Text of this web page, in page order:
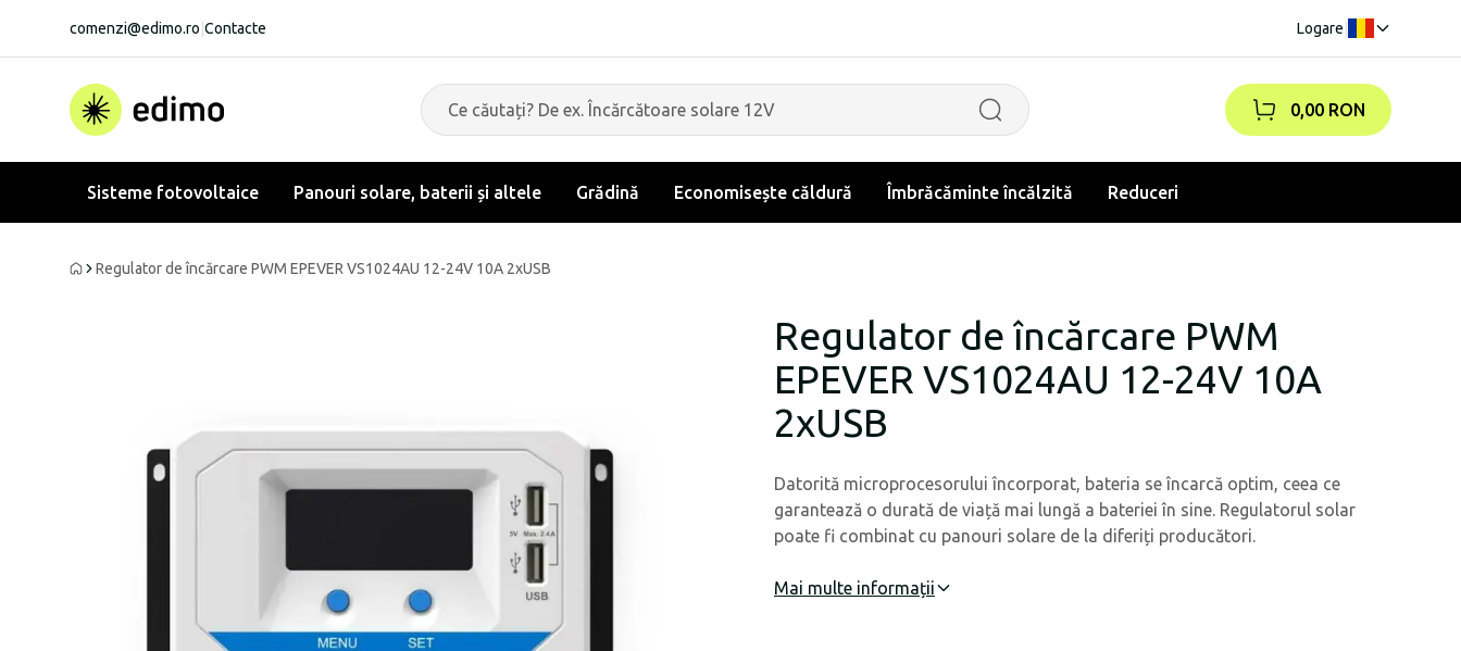
comenzi@edimo.ro Contacte Logare
0,00 RON
Sisteme fotovoltaice Panouri solare, baterii și altele Grădină Economisește căldură Îmbrăcăminte încălzită Reduceri
Regulator de încărcare PWM EPEVER VS1024AU 12-24V 10A 2xUSB
Regulator de încărcare PWM
EPEVER VS1024AU 12-24V 10A
2xUSB
Datorită microprocesorului încorporat, bateria se încarcă optim, ceea ce
garantează o durată de viață mai lungă a bateriei în sine. Regulatorul solar
poate fi combinat cu panouri solare de la diferiți producători.
Mai multe informații